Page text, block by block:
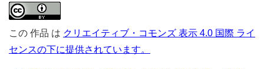
この 作品 は クリエイティブ・コモンズ 表示 4.0 国際 ライ
センスの下に提供されています。